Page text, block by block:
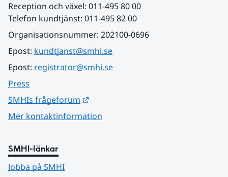
Reception och växel: 011-495 80 00
Telefon kundtjänst: 011-495 82 00
Organisationsnummer: 202100-0696
Epost: kundtjanst@smhi.se
Epost: registrator@smhi.se
Press
SMHIs frågeforum
Mer kontaktinformation
SMHI-länkar
Jobba på SMHI